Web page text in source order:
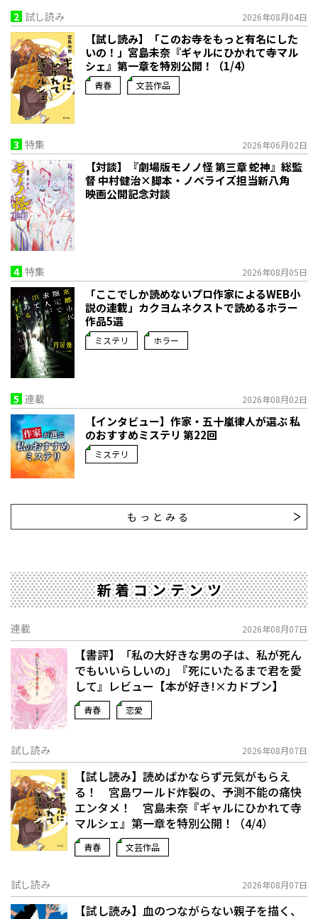
2 試し読み 2026年08月04日
【試し読み】「このお寺をもっと有名にした
いの！」宮島未奈『ギャルにひかれて寺マル
シェ』第一章を特別公開！（1/4）
青春 文芸作品
3 特集 2026年06月02日
【対談】『劇場版モノノ怪 第三章 蛇神』総監
督 中村健治×脚本・ノベライズ担当新八角
映画公開記念対談
4 特集 2026年08月05日
「ここでしか読めないプロ作家によるWEB小
説の連載」――カクヨムネクストで読めるホラー
作品5選
ミステリ ホラー
5 連載 2026年08月02日
【インタビュー】作家・五十嵐律人が選ぶ 私
のおすすめミステリ 第22回
ミステリ
もっとみる
新着コンテンツ
連載 2026年08月07日
【書評】「私の大好きな男の子は、私が死ん
でもいいらしいの」――『死にいたるまで君を愛
して』レビュー【本が好き!×カドブン】
青春 恋愛
試し読み 2026年08月07日
【試し読み】読めばかならず元気がもらえ
る！ 宮島ワールド炸裂の、予測不能の痛快
エンタメ！ 宮島未奈『ギャルにひかれて寺
マルシェ』第一章を特別公開！（4/4）
青春 文芸作品
試し読み 2026年08月07日
【試し読み】血のつながらない親子を描く、